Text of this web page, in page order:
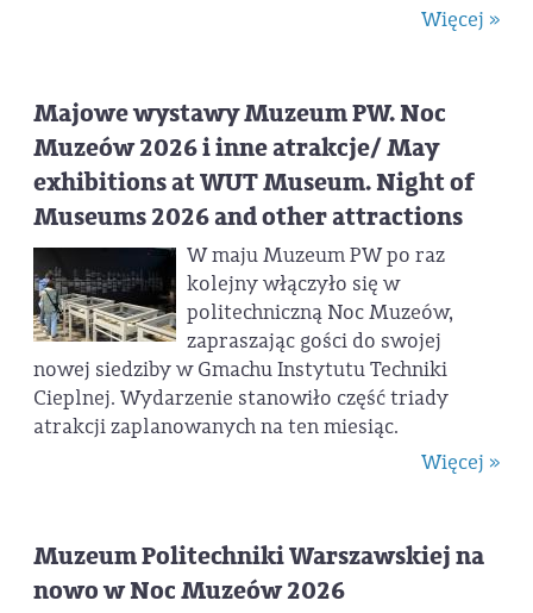
Więcej »
Majowe wystawy Muzeum PW. Noc
Muzeów 2026 i inne atrakcje/ May
exhibitions at WUT Museum. Night of
Museums 2026 and other attractions
W maju Muzeum PW po raz
kolejny włączyło się w
politechniczną Noc Muzeów,
zapraszając gości do swojej
nowej siedziby w Gmachu Instytutu Techniki
Cieplnej. Wydarzenie stanowiło część triady
atrakcji zaplanowanych na ten miesiąc.
Więcej »
Muzeum Politechniki Warszawskiej na
nowo w Noc Muzeów 2026